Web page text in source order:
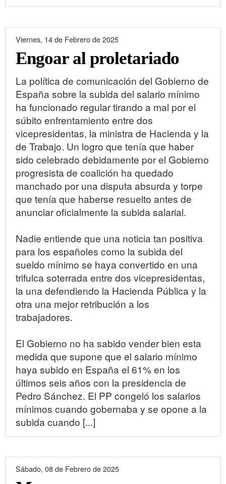
Viernes, 14 de Febrero de 2025
Engoar al proletariado
La política de comunicación del Gobierno de
España sobre la subida del salario mínimo
ha funcionado regular tirando a mal por el
súbito enfrentamiento entre dos
vicepresidentas, la ministra de Hacienda y la
de Trabajo. Un logro que tenía que haber
sido celebrado debidamente por el Gobierno
progresista de coalición ha quedado
manchado por una disputa absurda y torpe
que tenía que haberse resuelto antes de
anunciar oficialmente la subida salarial.
Nadie entiende que una noticia tan positiva
para los españoles como la subida del
sueldo mínimo se haya convertido en una
trifulca soterrada entre dos vicepresidentas,
la una defendiendo la Hacienda Pública y la
otra una mejor retribución a los
trabajadores.
El Gobierno no ha sabido vender bien esta
medida que supone que el salario mínimo
haya subido en España el 61% en los
últimos seis años con la presidencia de
Pedro Sánchez. El PP congeló los salarios
mínimos cuando gobernaba y se opone a la
subida cuando [...]
Sábado, 08 de Febrero de 2025